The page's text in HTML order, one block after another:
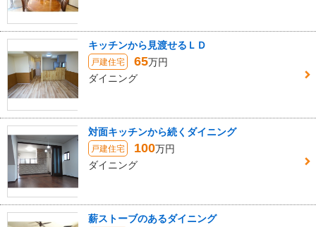
キッチンから見渡せるＬＤ
戸建住宅 65万円
ダイニング
対面キッチンから続くダイニング
戸建住宅 100万円
ダイニング
薪ストーブのあるダイニング